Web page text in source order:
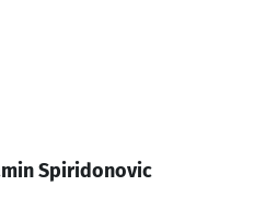
Spiridonovic